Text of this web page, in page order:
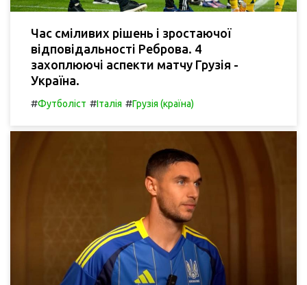
Час сміливих рішень і зростаючої
відповідальності Реброва. 4
захоплюючі аспекти матчу Грузія -
Україна.
#Футболіст #Італія #Грузія (країна)